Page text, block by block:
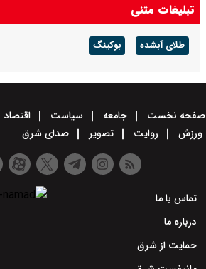
تبلیغات متنی
طلای آبشده بوکینگ
صفحه نخست جامعه سیاست اقتصاد
ورزش
روایت تصویر صدای شرق
تماس با ما
درباره ما
حمایت از شرق